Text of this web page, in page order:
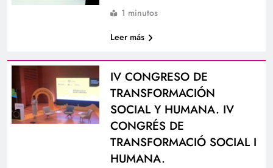
1 minutos
Leer más
IV CONGRESO DE
TRANSFORMACIÓN
SOCIAL Y HUMANA. IV
CONGRÉS DE
TRANSFORMACIÓ SOCIAL I
HUMANA.